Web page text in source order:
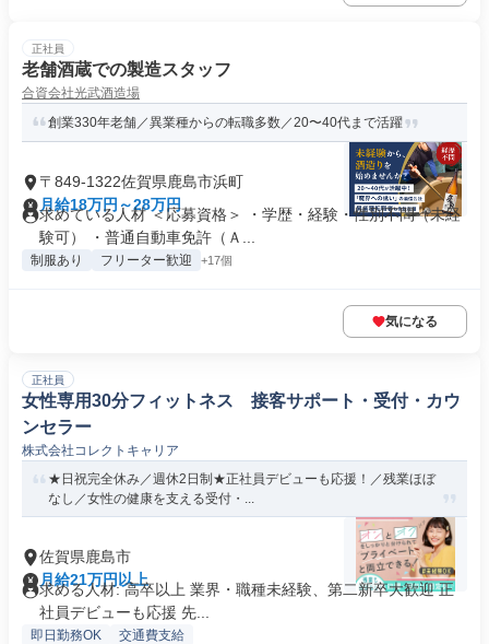
正社員
老舗酒蔵での製造スタッフ
合資会社光武酒造場
創業330年老舗／異業種からの転職多数／20〜40代まで活躍
〒849-1322佐賀県鹿島市浜町
月給18万円～28万円
求めている人材 ＜応募資格＞ ・学歴・経験・性別不問（未経
験可） ・普通自動車免許（Ａ...
制服あり フリーター歓迎 +17個
気になる
正社員
女性専用30分フィットネス 接客サポート・受付・カウ
ンセラー
株式会社コレクトキャリア
★日祝完全休み／週休2日制★正社員デビューも応援！／残業ほぼ
なし／女性の健康を支える受付・...
佐賀県鹿島市
月給21万円以上
求める人材: 高卒以上 業界・職種未経験、第二新卒大歓迎 正
社員デビューも応援 先...
即日勤務OK 交通費支給